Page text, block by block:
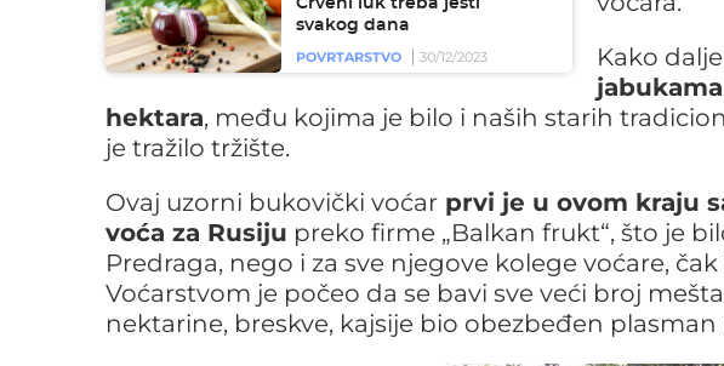
Crveni luk treba jesti
svakog dana
POVRTARSTVO
30/12/2023
Kako
hektara, među kojima je bilo i naših starih
je tražilo tržište.
Ovaj uzorni bukovički voćar prvi je u ovom kraju
voća za Rusiju preko firme „Balkan frukt“, što je
Predraga, nego i za sve njegove kolege voćare,
Voćarstvom je počeo da se bavi sve veći broj
nektarine, breskve, kajsije bio obezbeđen plasman